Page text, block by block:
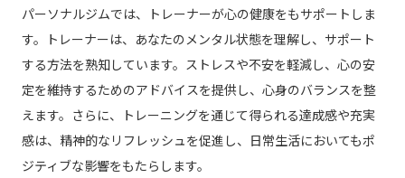
パーソナルジムでは、トレーナーが心の健康をもサポートしま
す。トレーナーは、あなたのメンタル状態を理解し、サポート
する方法を熟知しています。ストレスや不安を軽減し、心の安
定を維持するためのアドバイスを提供し、心身のバランスを整
えます。さらに、トレーニングを通じて得られる達成感や充実
感は、精神的なリフレッシュを促進し、日常生活においてもポ
ジティブな影響をもたらします。